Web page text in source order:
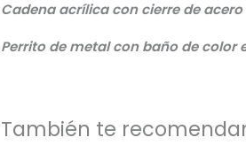
Cadena acrílica con cierre de
Perrito de metal con baño de color
También te